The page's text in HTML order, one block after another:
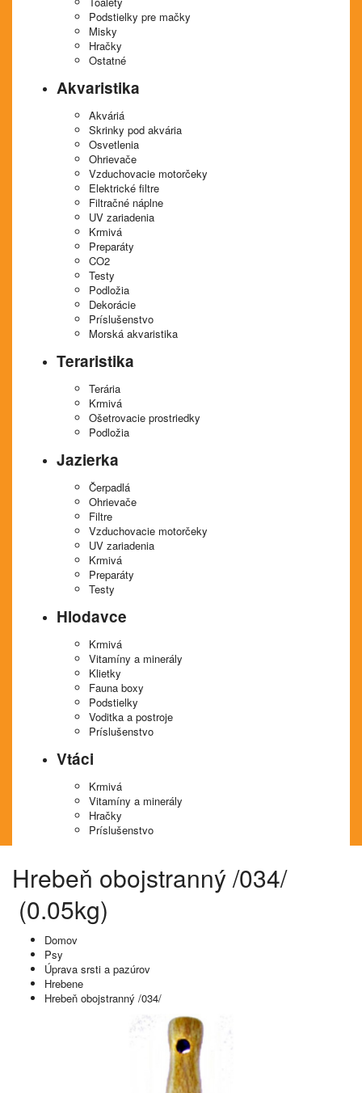
Podstielky pre mačky
Misky
Hračky
Ostatné
Akvaristika
Akváriá
Skrinky pod akvária
Osvetlenia
Ohrievače
Vzduchovacie motorčeky
Elektrické filtre
Filtračné náplne
UV zariadenia
Krmivá
Preparáty
CO2
Testy
Podložia
Dekorácie
Príslušenstvo
Morská akvaristika
Teraristika
Terária
Krmivá
Ošetrovacie prostriedky
Podložia
Jazierka
Čerpadlá
Ohrievače
Filtre
Vzduchovacie motorčeky
UV zariadenia
Krmivá
Preparáty
Testy
Hlodavce
Krmivá
Vitamíny a minerály
Klietky
Fauna boxy
Podstielky
Voditka a postroje
Príslušenstvo
Vtáci
Krmivá
Vitamíny a minerály
Hračky
Príslušenstvo
Hrebeň obojstranný /034/
(0.05kg)
Domov
Psy
Úprava srsti a pazúrov
Hrebene
Hrebeň obojstranný /034/